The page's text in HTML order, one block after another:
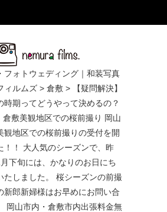
フォトウェディング｜和装写真
ィルムズ > 倉敷 >
【疑問解決】
時期ってどうやって決めるの？
倉敷美観地区での桜前撮り 岡山
観地区での桜前撮りの受付を開
！！ 大人気のシーズンで、昨
下旬には、かなりのお日にち
たしました。 桜シーズンの前撮
新郎新婦様はお早めにお問い合
岡山市内・倉敷市内出張料金無